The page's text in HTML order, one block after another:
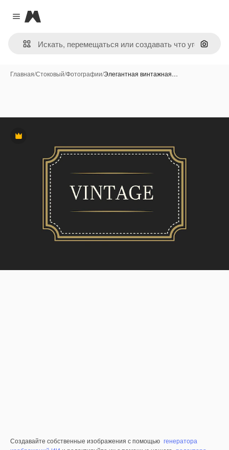
Close menu
Magnific
Поиск
Главная/Стоковый/Фотографии/Элегантная винтажная…
Премиум
Создавайте собственные изображения с помощью генератора